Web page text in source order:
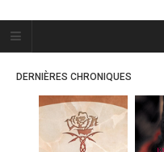
Plume Bleue
« Les mots sont les passants
« Les mots sont les passants
mystérieux de l’âme. »
DERNIÈRES CHRONIQUES